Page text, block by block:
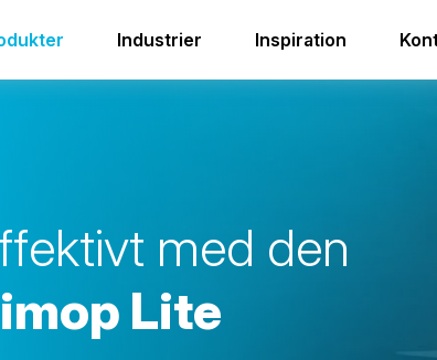
Industrier Inspiration
ffektivt med den
imop Lite